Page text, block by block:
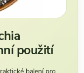
použití
balení pro